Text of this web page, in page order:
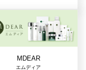
MDEAR
エムディア